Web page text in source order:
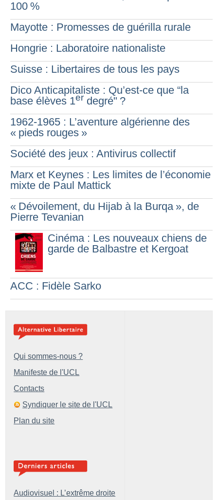
100 %
Mayotte : Promesses de guérilla rurale
Hongrie : Laboratoire nationaliste
Suisse : Libertaires de tous les pays
Dico Anticapitaliste : Qu’est-ce que “la
base élèves 1er degré" ?
1962-1965 : L’aventure algérienne des
« pieds rouges »
Société des jeux : Antivirus collectif
Marx et Keynes : Les limites de l’économie
mixte de Paul Mattick
« Dévoilement, du Hijab à la Burqa », de
Pierre Tevanian
Cinéma : Les nouveaux chiens de
garde de Balbastre et Kergoat
ACC : Fidèle Sarko
Qui sommes-nous ?
Manifeste de l'UCL
Contacts
Syndiquer le site de l'UCL
Plan du site
Audiovisuel : L’extrême droite